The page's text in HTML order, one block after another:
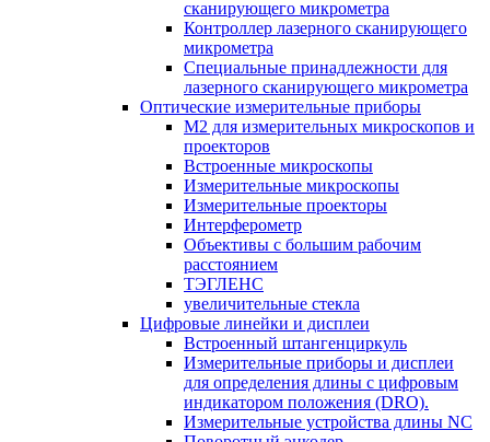
сканирующего микрометра
Контроллер лазерного сканирующего
микрометра
Специальные принадлежности для
лазерного сканирующего микрометра
Оптические измерительные приборы
M2 для измерительных микроскопов и
проекторов
Встроенные микроскопы
Измерительные микроскопы
Измерительные проекторы
Интерферометр
Объективы с большим рабочим
расстоянием
ТЭГЛЕНС
увеличительные стекла
Цифровые линейки и дисплеи
Встроенный штангенциркуль
Измерительные приборы и дисплеи
для определения длины с цифровым
индикатором положения (DRO).
Измерительные устройства длины NC